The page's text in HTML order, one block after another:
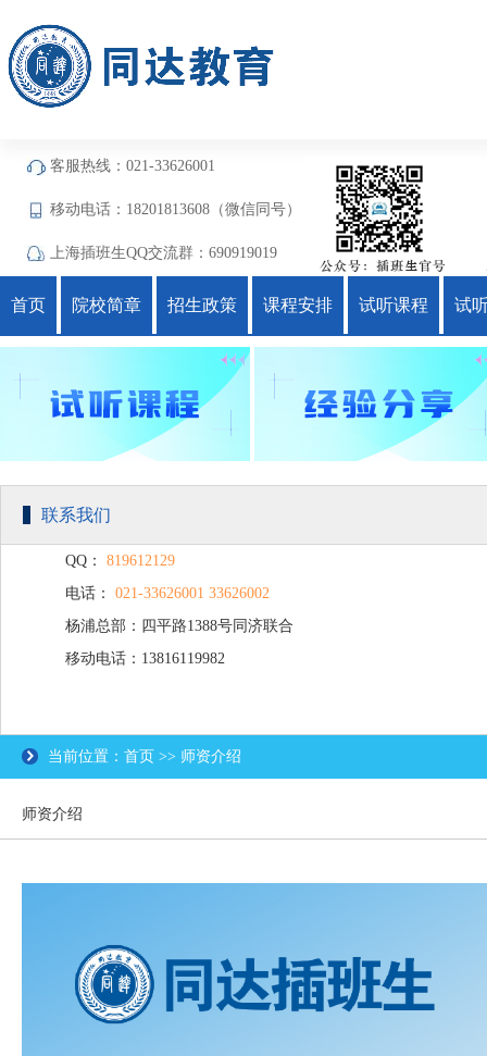
客服热线：021-33626001
移动电话：18201813608（微信同号）
上海插班生QQ交流群：690919019
首页 院校简章 招生政策 课程安排 试听课程 试
联系我们
QQ： 819612129
电话： 021-33626001 33626002
杨浦总部：四平路1388号同济联合
广场C楼203
移动电话：13816119982
当前位置：首页 >> 师资介绍
师资介绍